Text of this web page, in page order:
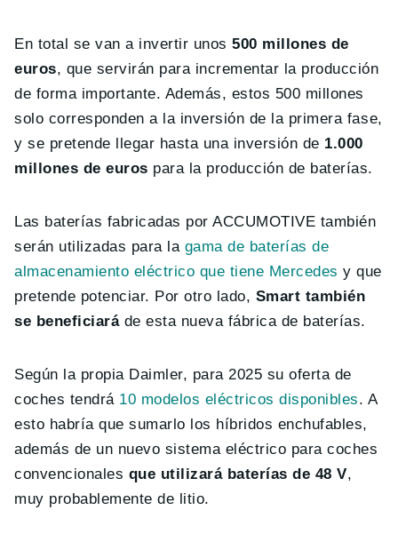
En total se van a invertir unos500 millones de
euros, que servirán para incrementar la producción
de forma importante. Además, estos 500 millones
solo corresponden a la inversión de la primera fase,
y se pretende llegar hasta una inversión de 1.000
millones de euros para la producción de baterías.
Las baterías fabricadas por ACCUMOTIVE también
serán utilizadas para la gama de baterías de
almacenamiento eléctrico que tiene Mercedes y que
pretende potenciar. Por otro lado, Smart también
se beneficiaráde esta nueva fábrica de baterías.
Según la propia Daimler, para 2025 su oferta de
coches tendrá 10 modelos eléctricos disponibles. A
esto habría que sumarlo los híbridos enchufables,
además de un nuevo sistema eléctrico para coches
convencionales que utilizará baterías de 48 V,
muy probablemente de litio.